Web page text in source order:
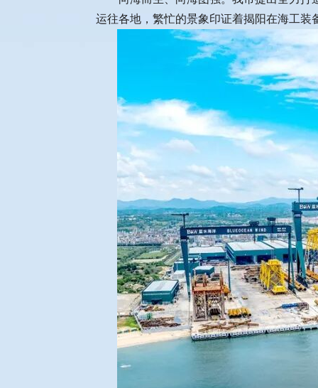
运往各地，繁忙的景象印证着揭阳在海工装